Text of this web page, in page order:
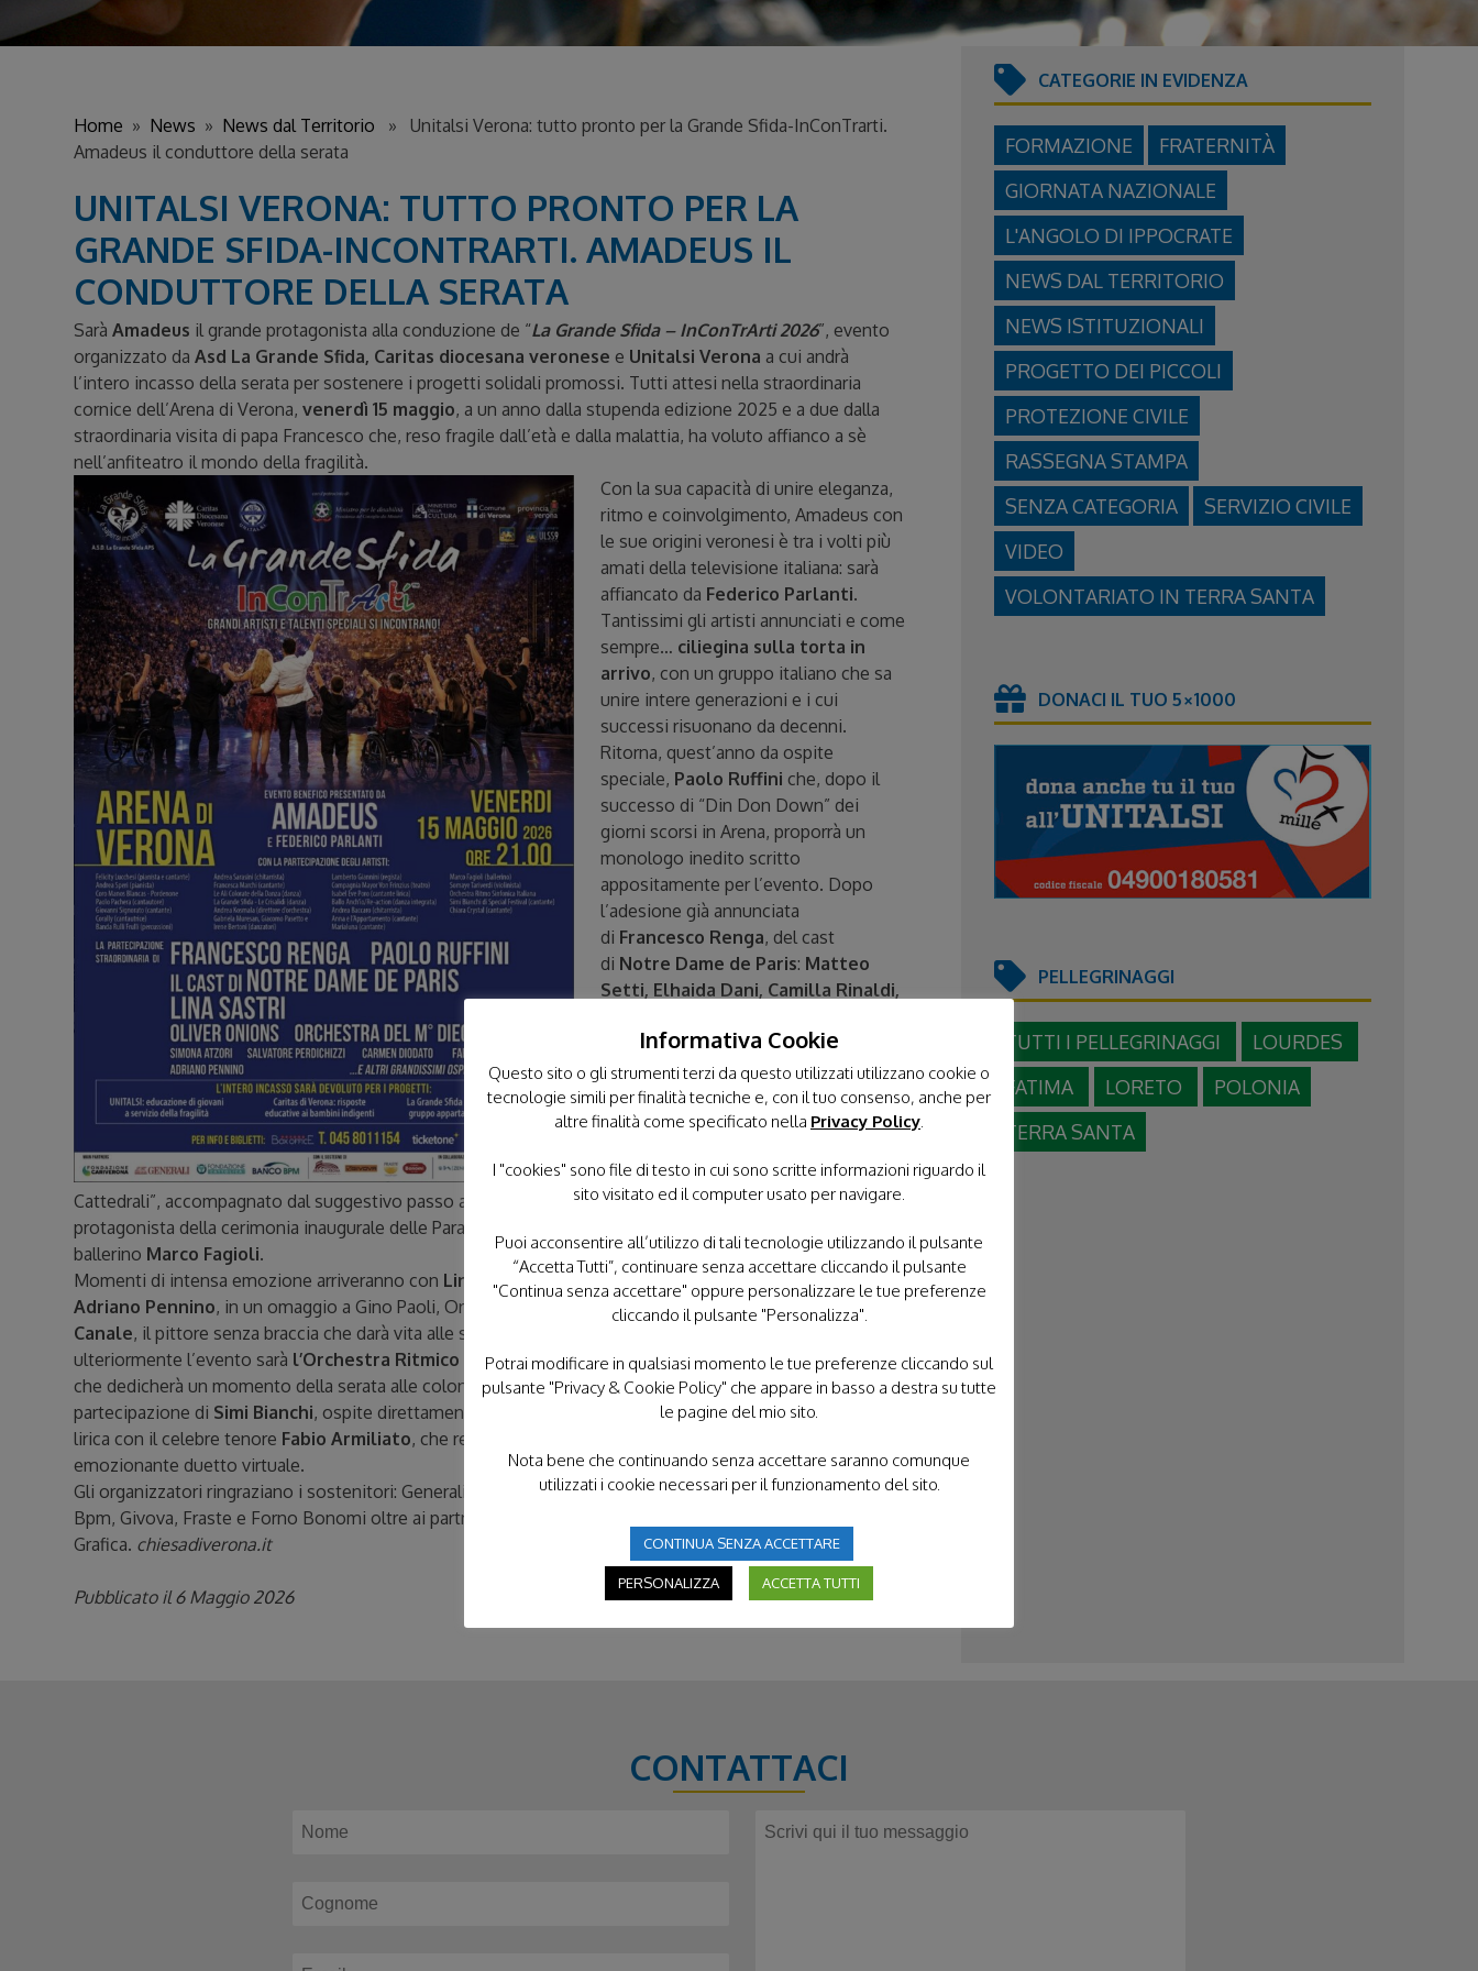
Home » News » News dal Territorio » Unitalsi Verona: tutto pronto per la Grande Sfida-InConTrarti.
Amadeus il conduttore della serata
UNITALSI VERONA: TUTTO PRONTO PER LA
GRANDE SFIDA-INCONTRARTI. AMADEUS IL
CONDUTTORE DELLA SERATA
SaràAmadeus il grande protagonista alla conduzione de “La Grande Sfida – InConTrArti 2026”, evento
organizzato daAsd La Grande Sfida, Caritas diocesana veronesee Unitalsi Verona a cui andrà
l’intero incasso della serata per sostenere i progetti solidali promossi. Tutti attesi nella straordinaria
cornice dell’Arena di Verona,venerdì 15 maggio, a un anno dalla stupenda edizione 2025 e a due dalla
straordinaria visita di papa Francesco che, reso fragile dall’età e dalla malattia, ha voluto affianco a sè
nell’anfiteatro il mondo della fragilità.
Con la sua capacità di unire eleganza,
ritmo e coinvolgimento, Amadeus con
le sue origini veronesi è tra i volti più
amati della televisione italiana: sarà
affiancato da Federico Parlanti.
Tantissimi gli artisti annunciati e come
sempre… ciliegina sulla torta in
arrivo, con un gruppo italiano che sa
unire intere generazioni e i cui
successi risuonano da decenni.
Ritorna, quest’anno da ospite
speciale, Paolo Ruffini che, dopo il
successo di “Din Don Down” dei
giorni scorsi in Arena, proporrà un
monologo inedito scritto
appositamente per l’evento. Dopo
l’adesione già annunciata
di Francesco Renga, del cast
di Notre Dame de Paris: Matteo
Setti, Elhaida Dani, Camilla Rinaldi,
Matteucci, Angelo Del Vecchio, Giò
Di Tonnoe degli Oliver Onions , le
prime indiscrezioni sulle performance
uniche ed irripetibili della serata
interpreterà “Il Tempo delle
Cattedrali”, accompagnato dal suggestivo passo a due della danzatrice sordaCarmen Diodatogià
protagonista della cerimonia inaugurale delle Paralimpiadi di Milano Cortina 2026 insieme al
ballerino Marco Fagioli.
Momenti di intensa emozione arriveranno con Lina Sastri , accompagnata al pianoforte dal
Maestro
Adriano Pennino, in un omaggio a Gino Paoli, Ornella Vanoni e Pino Daniele. Sul palco ancheFrancesco
Canale, il pittore senza braccia che darà vita alle sue opere partendo da una tela bianca. A impreziosire
ulteriormente l’evento sarà l’Orchestra Ritmico Sinfonica Italianadiretta dalMaestro Diego Basso,
che dedicherà un momento della serata alle colonne sonore cinematografiche. È inoltre confermata la
partecipazione di Simi Bianchi, ospite direttamente dallo “Special Fest” di La Spezia. Spazio anche alla
lirica con il celebre tenore Fabio Armiliato, che renderà omaggio alla grande
emozionante duetto virtuale.
Gli organizzatori ringraziano i sostenitori: Generali italia, Fondazione Cattolica, Fondazione Cariverona,
Bpm, Givova, Fraste e Forno Bonomi oltre ai partner della comunicazione Spazio Visibile, Fornace e Zenit
Grafica. chiesadiverona.it
Pubblicato il 6 Maggio 2026
CATEGORIE IN EVIDENZA
FORMAZIONE
FRATERNITÀ
GIORNATA NAZIONALE
L'ANGOLO DI IPPOCRATE
NEWS DAL TERRITORIO
NEWS ISTITUZIONALI
PROGETTO DEI PICCOLI
PROTEZIONE CIVILE
RASSEGNA STAMPA
SENZA CATEGORIA
SERVIZIO CIVILE
VIDEO
VOLONTARIATO IN TERRA SANTA
DONACI IL TUO 5×1000
PELLEGRINAGGI
TUTTI I PELLEGRINAGGI
LOURDES
FATIMA
LORETO
POLONIA
TERRA SANTA
CONTATTACI
Informativa Cookie
Questo sito o gli strumenti terzi da questo utilizzati utilizzano cookie o
tecnologie simili per finalità tecniche e, con il tuo consenso, anche per
altre finalità come specificato nella Privacy Policy.
I "cookies" sono file di testo in cui sono scritte informazioni riguardo il
sito visitato ed il computer usato per navigare.
Puoi acconsentire all’utilizzo di tali tecnologie utilizzando il pulsante
“Accetta Tutti”, continuare senza accettare cliccando il pulsante
"Continua senza accettare" oppure personalizzare le tue preferenze
cliccando il pulsante "Personalizza".
Potrai modificare in qualsiasi momento le tue preferenze cliccando sul
pulsante "Privacy & Cookie Policy" che appare in basso a destra su tutte
le pagine del mio sito.
Nota bene che continuando senza accettare saranno comunque
utilizzati i cookie necessari per il funzionamento del sito.
CONTINUA SENZA ACCETTARE
PERSONALIZZA ACCETTA TUTTI